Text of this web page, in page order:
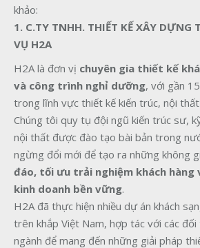
khảo:
1. C.TY TNHH. THIẾT KẾ XÂY DỰNG
VỤ H2A
H2A là đơn vị chuyên gia thiết kế
và công trình nghỉ dưỡng, với gần
trong lĩnh vực thiết kế kiến trúc, nội
Chúng tôi quy tụ đội ngũ kiến trúc sư,
nội thất được đào tạo bài bản trong
ngừng đổi mới để tạo ra những không
đáo, tối ưu trải nghiệm khách hàng
kinh doanh bền vững.
H2A đã thực hiện nhiều dự án khách
trên khắp Việt Nam, hợp tác với các
ngành để mang đến những giải pháp